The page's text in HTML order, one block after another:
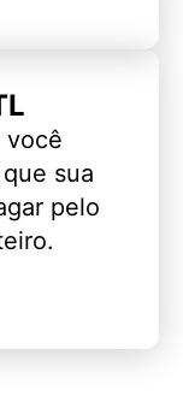
você
sua
pelo